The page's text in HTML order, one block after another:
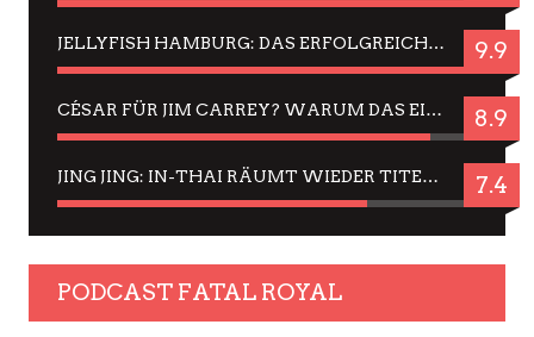
JELLYFISH HAMBURG: DAS ERFOLGREICHE SOMMER-MENÜ 2025 IN GEFÜHLEN UND BILDERN 9.9
CÉSAR FÜR JIM CARREY? WARUM DAS EINER DER NERVIGSTEN ACTORS IST UND BLEIBT 8.9
JING JING: IN-THAI RÄUMT WIEDER TITEL AB – EIN ZWEI-STUNDEN-ERLEBNISBERICHT 7.4
PODCAST FATAL ROYAL